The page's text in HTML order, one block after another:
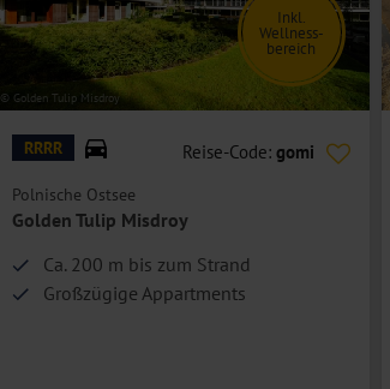
© Golden Tulip Misdroy
Inkl.
Wellness-
bereich
RRRR Reise-Code: gomi
Polnische Ostsee
Golden Tulip Misdroy
Ca. 200 m bis zum Strand
Großzügige Appartments